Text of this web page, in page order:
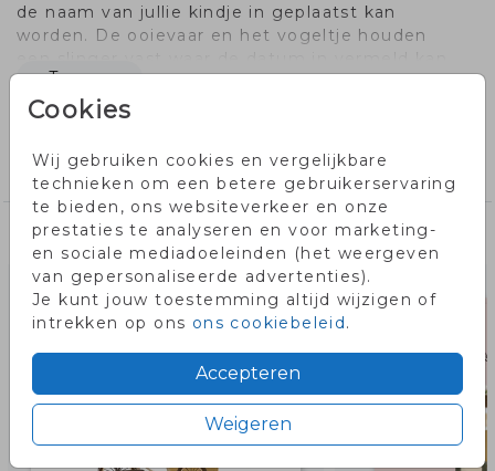
Cookies
Wij gebruiken cookies en vergelijkbare
technieken om een betere gebruikerservaring
te bieden, ons websiteverkeer en onze
prestaties te analyseren en voor marketing-
en sociale mediadoeleinden (het weergeven
van gepersonaliseerde advertenties).
Je kunt jouw toestemming altijd wijzigen of
intrekken op ons ons cookiebeleid.
Accepteren
Weigeren
de naam van jullie kindje in geplaatst kan
worden. De ooievaar en het vogeltje houden
Toon meer
meisjeskaartjes
Misschien vind je dit ook leuk!